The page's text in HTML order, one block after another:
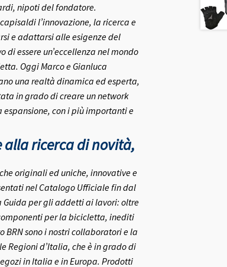
nipoti del fondatore.
l’innovazione, la ricerca e
e adattarsi alle esigenze del
essere un’eccellenza nel mondo
Oggi Marco e Gianluca
una realtà dinamica ed esperta,
in grado di creare un network
con i più importanti e
alla ricerca di novità,
originali ed uniche, innovative e
nel Catalogo Ufficiale fin dal
Guida per gli addetti ai lavori: oltre
per la bicicletta, inediti
sono i nostri collaboratori e la
Regioni d’Italia, che è in grado di
in Italia e in Europa. Prodotti